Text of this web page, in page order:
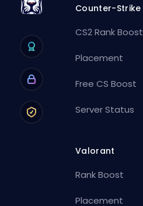
Counter-Strike
CS2 Rank Boost
Placement
Free CS Boost
Server Status
Valorant
Rank Boost
Placement